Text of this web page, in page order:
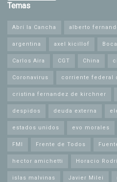
Temas
Abrí la Cancha alberto
argentina axel kicillof
Carlos Aira CGT China
Coronavirus corriente federal
cristina fernandez de kirchner
despidos deuda externa
estados unidos evo morales
FMI Frente de Todos
hector amichetti Horacio
islas malvinas Javier Milei